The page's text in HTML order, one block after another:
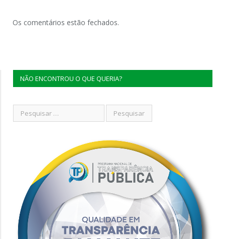
Os comentários estão fechados.
NÃO ENCONTROU O QUE QUERIA?